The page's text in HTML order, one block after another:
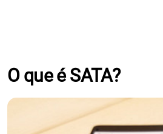
O que é SATA?